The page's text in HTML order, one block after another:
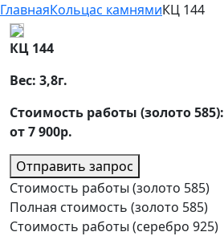
ГлавнаяКольцас камнямиКЦ 144
КЦ 144
Вес: 3,8г.
Стоимость работы (золото 585):
от 7 900р.
Отправить запрос
Стоимость работы (золото 585)
Полная стоимость (золото 585)
Стоимость работы (серебро 925)